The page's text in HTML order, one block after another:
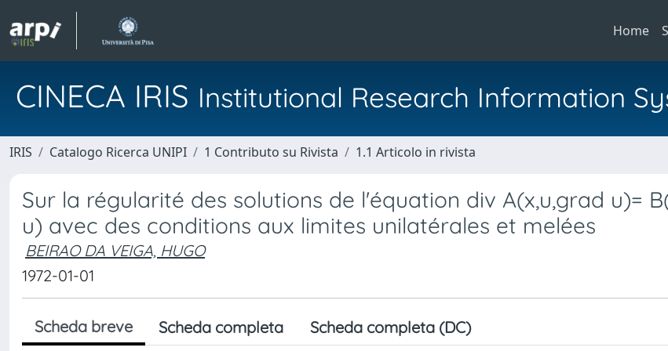
Home
CINECA IRIS Institutional Research Information
IRIS Catalogo Ricerca UNIPI 1 Contributo su Rivista 1.1 Articolo in rivista
Sur la régularité des solutions de l'équation div A(x,u,grad u)=
u) avec des conditions aux limites unilatérales et melées
BEIRAO DA VEIGA, HUGO
1972-01-01
Scheda breve Scheda completa Scheda completa (DC)